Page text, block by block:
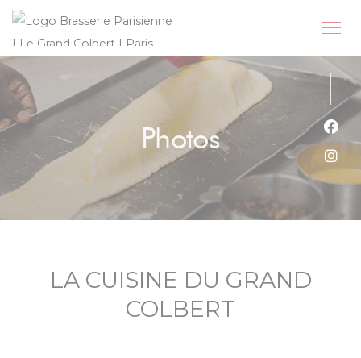
Personnalisation de vos choix en matière de cookies
Photos
LA CUISINE DU GRAND
COLBERT